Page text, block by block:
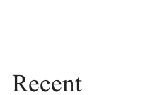
Recent